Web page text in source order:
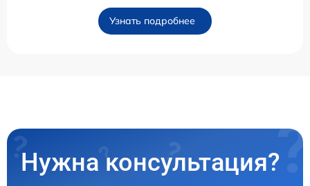
Узнать подробнее
Нужна консультация?